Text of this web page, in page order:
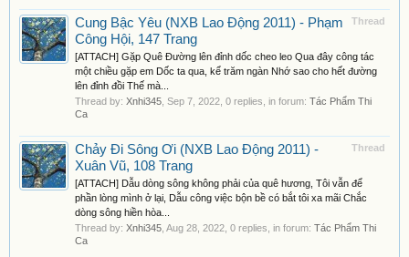
Thread
Cung Bậc Yêu (NXB Lao Động 2011) - Phạm
Công Hội, 147 Trang
[ATTACH] Gặp Quê Đường lên đỉnh dốc cheo leo Qua đây công tác
một chiều gặp em Dốc ta qua, kể trăm ngàn Nhớ sao cho hết đường
lên đỉnh đồi Thế mà...
Thread by: Xnhi345 Sep 7, 2022 , 0 replies, in forum: Tác Phẩm Thi
Ca
Thread
Chảy Đi Sông Ơi (NXB Lao Động 2011) -
Xuân Vũ, 108 Trang
[ATTACH] Dẫu dòng sông không phải của quê hương, Tôi vẫn để
phần lòng mình ở lại, Dẫu công việc bộn bề có bắt tôi xa mãi Chắc
dòng sông hiền hòa...
Thread by: Xnhi345 Aug 28, 2022 , 0 replies, in forum: Tác Phẩm Thi
Ca